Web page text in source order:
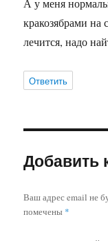
А у меня
кракозябрами на
лечится, надо
Ответить
Добавить
Ваш адрес email не
помечены *